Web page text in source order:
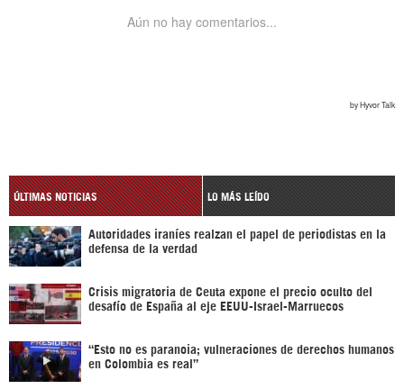
ÚLTIMAS NOTICIAS LO MÁS LEÍDO
Autoridades iraníes realzan el papel de periodistas en la
defensa de la verdad
Crisis migratoria de Ceuta expone el precio oculto del
desafío de España al eje EEUU-Israel-Marruecos
“Esto no es paranoia; vulneraciones de derechos humanos
en Colombia es real”